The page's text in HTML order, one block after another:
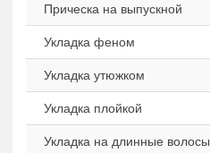
Прическа на выпускной
Укладка феном
Укладка утюжком
Укладка плойкой
Укладка на длинные волосы